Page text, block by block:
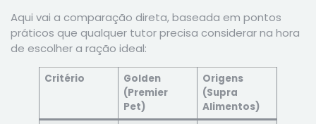
Aqui vai a comparação direta, baseada em pontos
práticos que qualquer tutor precisa considerar na hora
de escolher a ração ideal:
Critério
Golden
(Premier
Pet)
Origens
(Supra
Alimentos)